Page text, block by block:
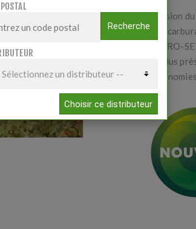
La nouvelle vision
Economies de
l'avant train PRO-
Labourez au plus
Faites des
carbure.
Recherche
Choisir ce distributeur